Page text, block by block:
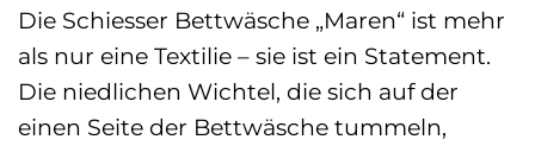
Die Schiesser Bettwäsche „Maren“ ist mehr
als nur eine Textilie – sie ist ein Statement.
Die niedlichen Wichtel, die sich auf der
einen Seite der Bettwäsche tummeln,